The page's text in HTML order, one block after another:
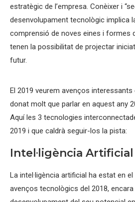
estratègic de l’empresa. Conèixer i
desenvolupament tecnològic implica
comprensió de noves eines i formes
tenen la possibilitat de projectar
futur.
El 2019 veurem avenços
donat molt que parlar en aquest any
Aquí les 3 tecnologies
2019 i que caldrà seguir-los la pista:
Intel·ligència Artificial
La intel·ligència artificial ha estat en
avenços tecnològics del 2018, encara